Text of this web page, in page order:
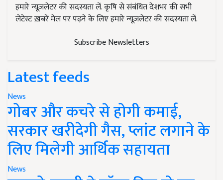
हमारे न्यूज़लेटर की सदस्यता लें. कृषि से संबंधित देशभर की सभी
लेटेस्ट ख़बरें मेल पर पढ़ने के लिए हमारे न्यूज़लेटर की सदस्यता लें.
Subscribe Newsletters
Latest feeds
News
गोबर और कचरे से होगी कमाई,
सरकार खरीदेगी गैस, प्लांट लगाने के
लिए मिलेगी आर्थिक सहायता
News